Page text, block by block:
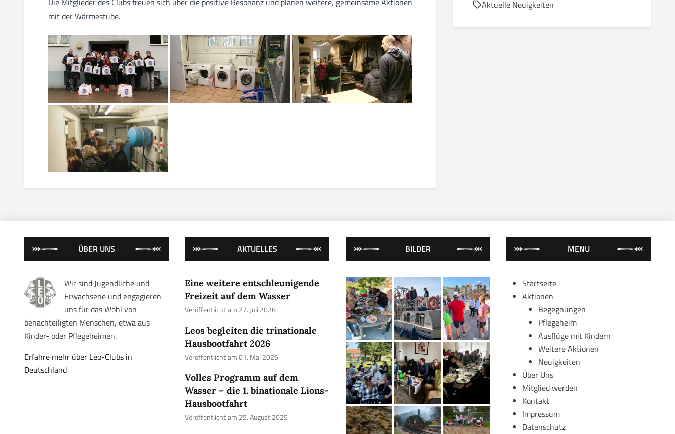
mit der Wärmestube.
Aktuelle Neuigkeiten
ÜBER UNS
Wir sind Jugendliche und
Erwachsene und engagieren
uns für das Wohl von
benachteiligten Menschen, etwa aus
Kinder- oder Pflegeheimen.
Erfahre mehr über Leo-Clubs in
Deutschland
AKTUELLES
Eine weitere entschleunigende
Freizeit auf dem Wasser
Veröffentlicht am 27. Juli 2026
Leos begleiten die trinationale
Hausbootfahrt 2026
Veröffentlicht am 01. Mai 2026
Volles Programm auf dem
Wasser – die 1. binationale Lions-
Hausbootfahrt
Veröffentlicht am 25. August 2025
BILDER MENU
Startseite
Aktionen
Begegnungen
Pflegeheim
Ausflüge mit Kindern
Weitere Aktionen
Neuigkeiten
Über Uns
Mitglied werden
Kontakt
Impressum
Datenschutz